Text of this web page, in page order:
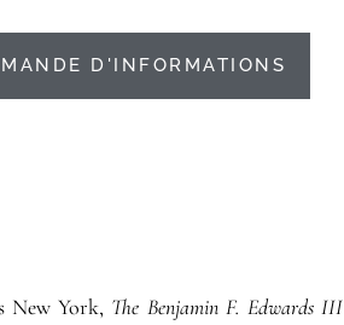
D'INFORMATIONS
New York, The Benjamin F. Edwards III